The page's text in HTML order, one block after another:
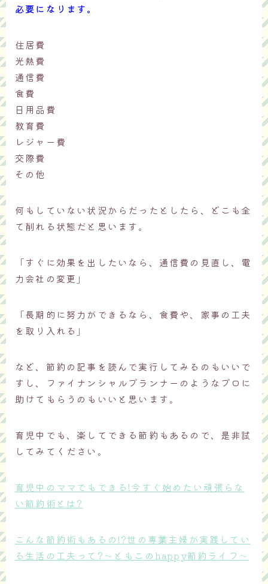
必要になります。
住居費
光熱費
通信費
食費
日用品費
教育費
レジャー費
交際費
その他
何もしていない状況からだったとしたら、どこも全
て削れる状態だと思います。
「すぐに効果を出したいなら、通信費の見直し、電
力会社の変更」
「長期的に努力ができるなら、食費や、家事の工夫
を取り入れる」
など、節約の記事を読んで実行してみるのもいいで
すし、ファイナンシャルプランナーのようなプロに
助けてもらうのもいいと思います。
育児中でも、楽してできる節約もあるので、是非試
してみてください。
育児中のママでもできる!今すぐ始めたい頑張らな
い節約術とは?
こんな節約術もあるの!?世の専業主婦が実践してい
る生活の工夫って?～ともこのhappy節約ライフ～